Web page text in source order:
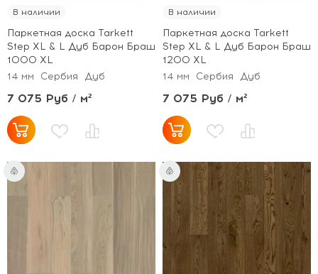
В наличии
Паркетная доска Tarkett
Step XL & L Дуб Барон Браш
1000 XL
14 мм
Сербия Дуб
7 075 Руб / м²
В наличии
Паркетная доска Tarkett
Step XL & L Дуб Барон Браш
1200 XL
14 мм
Сербия Дуб
7 075 Руб / м²